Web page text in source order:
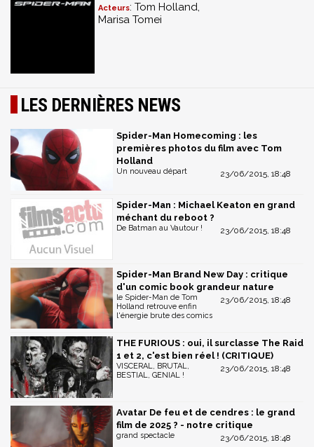
Acteurs: Tom Holland,
Marisa Tomei
LES DERNIÈRES NEWS
Spider-Man Homecoming : les
premières photos du film avec Tom
Holland
23/06/2015, 18:48
Un nouveau départ
Spider-Man : Michael Keaton en grand
méchant du reboot ?
23/06/2015, 18:48
De Batman au Vautour !
Spider-Man Brand New Day : critique
d'un comic book grandeur nature
23/06/2015, 18:48
le Spider-Man de Tom
Holland retrouve enfin
l'énergie brute des comics
THE FURIOUS : oui, il surclasse The Raid
1 et 2, c'est bien réel ! (CRITIQUE)
23/06/2015, 18:48
VISCERAL, BRUTAL,
BESTIAL, GENIAL !
Avatar De feu et de cendres : le grand
film de 2025 ? - notre critique
23/06/2015, 18:48
grand spectacle